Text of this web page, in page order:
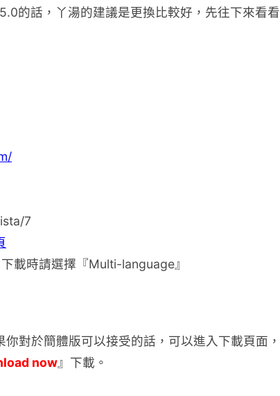
的話，丫湯的建議是更換比較好，先往下來看看
7
載時請選擇『Multi-language』
對於簡體版可以接受的話，可以進入下載頁面，
now』下載。